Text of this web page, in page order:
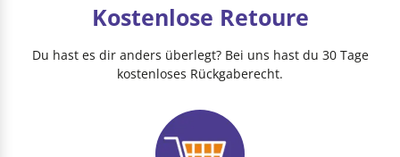
Kostenlose Retoure
Du hast es dir anders überlegt? Bei uns hast du 30 Tage
kostenloses Rückgaberecht.